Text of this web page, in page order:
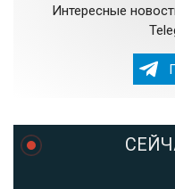
Интересные